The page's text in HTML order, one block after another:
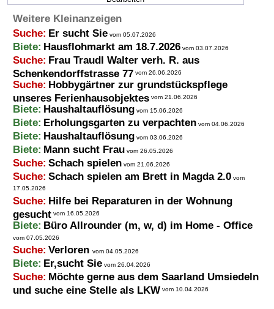
Weitere Kleinanzeigen
Suche: Er sucht Sie vom 05.07.2026
Biete: Hausflohmarkt am 18.7.2026 vom 03.07.2026
Suche: Frau Traudl Walter verh. R. aus
Schenkendorffstrasse 77 vom 26.06.2026
Suche: Hobbygärtner zur grundstückspflege
unseres Ferienhausobjektes vom 21.06.2026
Biete: Haushaltauflösung vom 15.06.2026
Biete: Erholungsgarten zu verpachten vom 04.06.2026
Biete: Haushaltauflösung vom 03.06.2026
Biete: Mann sucht Frau vom 26.05.2026
Suche: Schach spielen vom 21.06.2026
Suche: Schach spielen am Brett in Magda 2.0 vom
17.05.2026
Suche: Hilfe bei Reparaturen in der Wohnung
gesucht vom 16.05.2026
Biete: Büro Allrounder (m, w, d) im Home - Office
vom 07.05.2026
Suche: Verloren vom 04.05.2026
Biete: Er,sucht Sie vom 26.04.2026
Suche: Möchte gerne aus dem Saarland Umsiedeln
und suche eine Stelle als LKW vom 10.04.2026